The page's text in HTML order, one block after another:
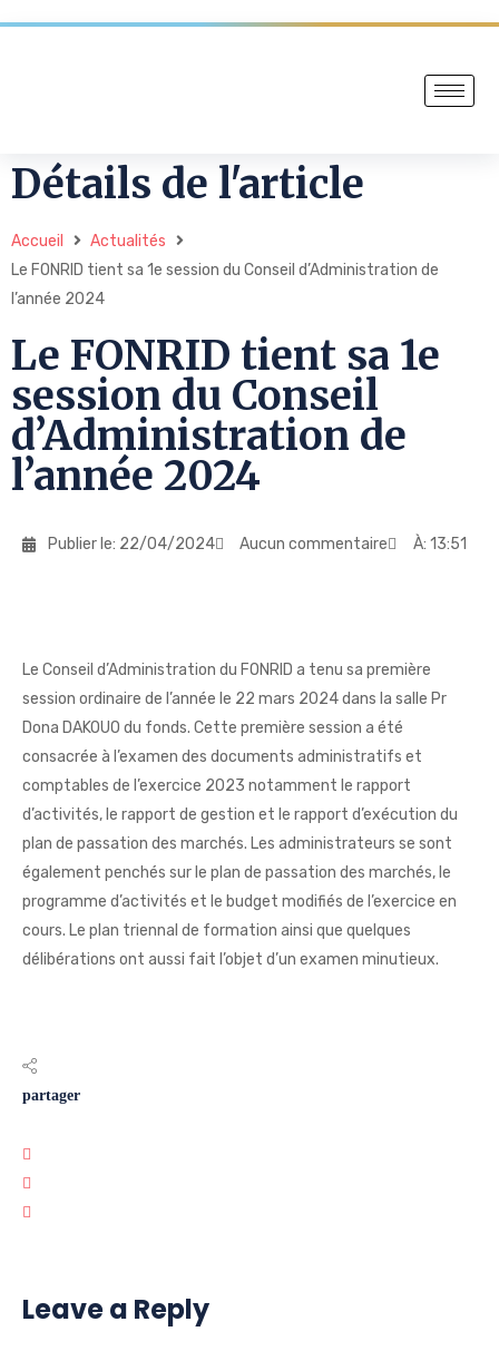
Détails de l'article
Accueil
Actualités
Le FONRID tient sa 1e session du Conseil d’Administration de
l’année 2024
Le FONRID tient sa 1e
session du Conseil
d’Administration de
l’année 2024
Publier le: 22/04/2024 Aucun commentaire À: 13:51
Le Conseil d’Administration du FONRID a tenu sa première
session ordinaire de l’année le 22 mars 2024 dans la salle Pr
Dona DAKOUO du fonds. Cette première session a été
consacrée à l’examen des documents administratifs et
comptables de l’exercice 2023 notamment le rapport
d’activités, le rapport de gestion et le rapport d’exécution du
plan de passation des marchés. Les administrateurs se sont
également penchés sur le plan de passation des marchés, le
programme d’activités et le budget modifiés de l’exercice en
cours. Le plan triennal de formation ainsi que quelques
délibérations ont aussi fait l’objet d’un examen minutieux.
partager
Leave a Reply